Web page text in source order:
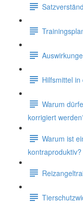
Hilfsmittel
Warum
korrigiert
Warum ist
kontraproduktiv?